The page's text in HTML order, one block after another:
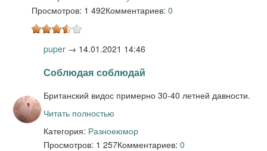
Просмотров: 1 492Комментариев: 0
puper → 14.01.2021 14:46
Соблюдая соблюдай
Британский видос примерно 30-40 летней давности.
Читать полностью
Категория: Разноеюмор
Просмотров: 1 257Комментариев: 0